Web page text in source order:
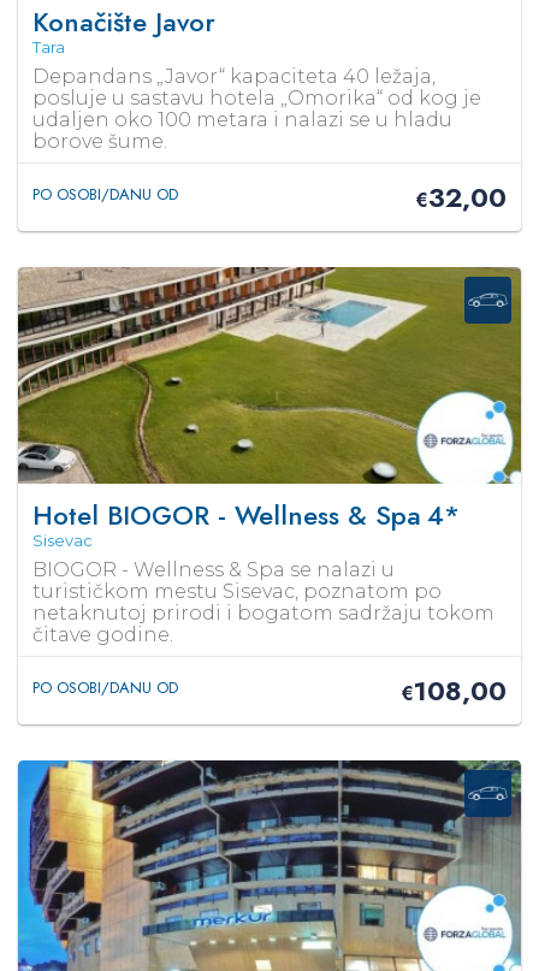
Konačište Javor
Tara
Depandans „Javor“ kapaciteta 40 ležaja,
posluje u sastavu hotela „Omorika“ od kog je
udaljen oko 100 metara i nalazi se u hladu
borove šume.
PO OSOBI/DANU OD €32,00
Hotel BIOGOR - Wellness & Spa4*
Sisevac
BIOGOR - Wellness & Spa se nalazi u
turističkom mestu Sisevac, poznatom po
netaknutoj prirodi i bogatom sadržaju tokom
čitave godine.
PO OSOBI/DANU OD €108,00